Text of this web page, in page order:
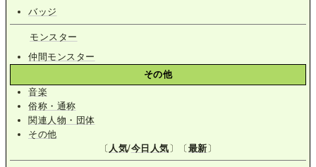
バッジ
モンスター
仲間モンスター
その他
音楽
俗称・通称
関連人物・団体
その他
〔 人気/今日人気 〕〔 最新 〕